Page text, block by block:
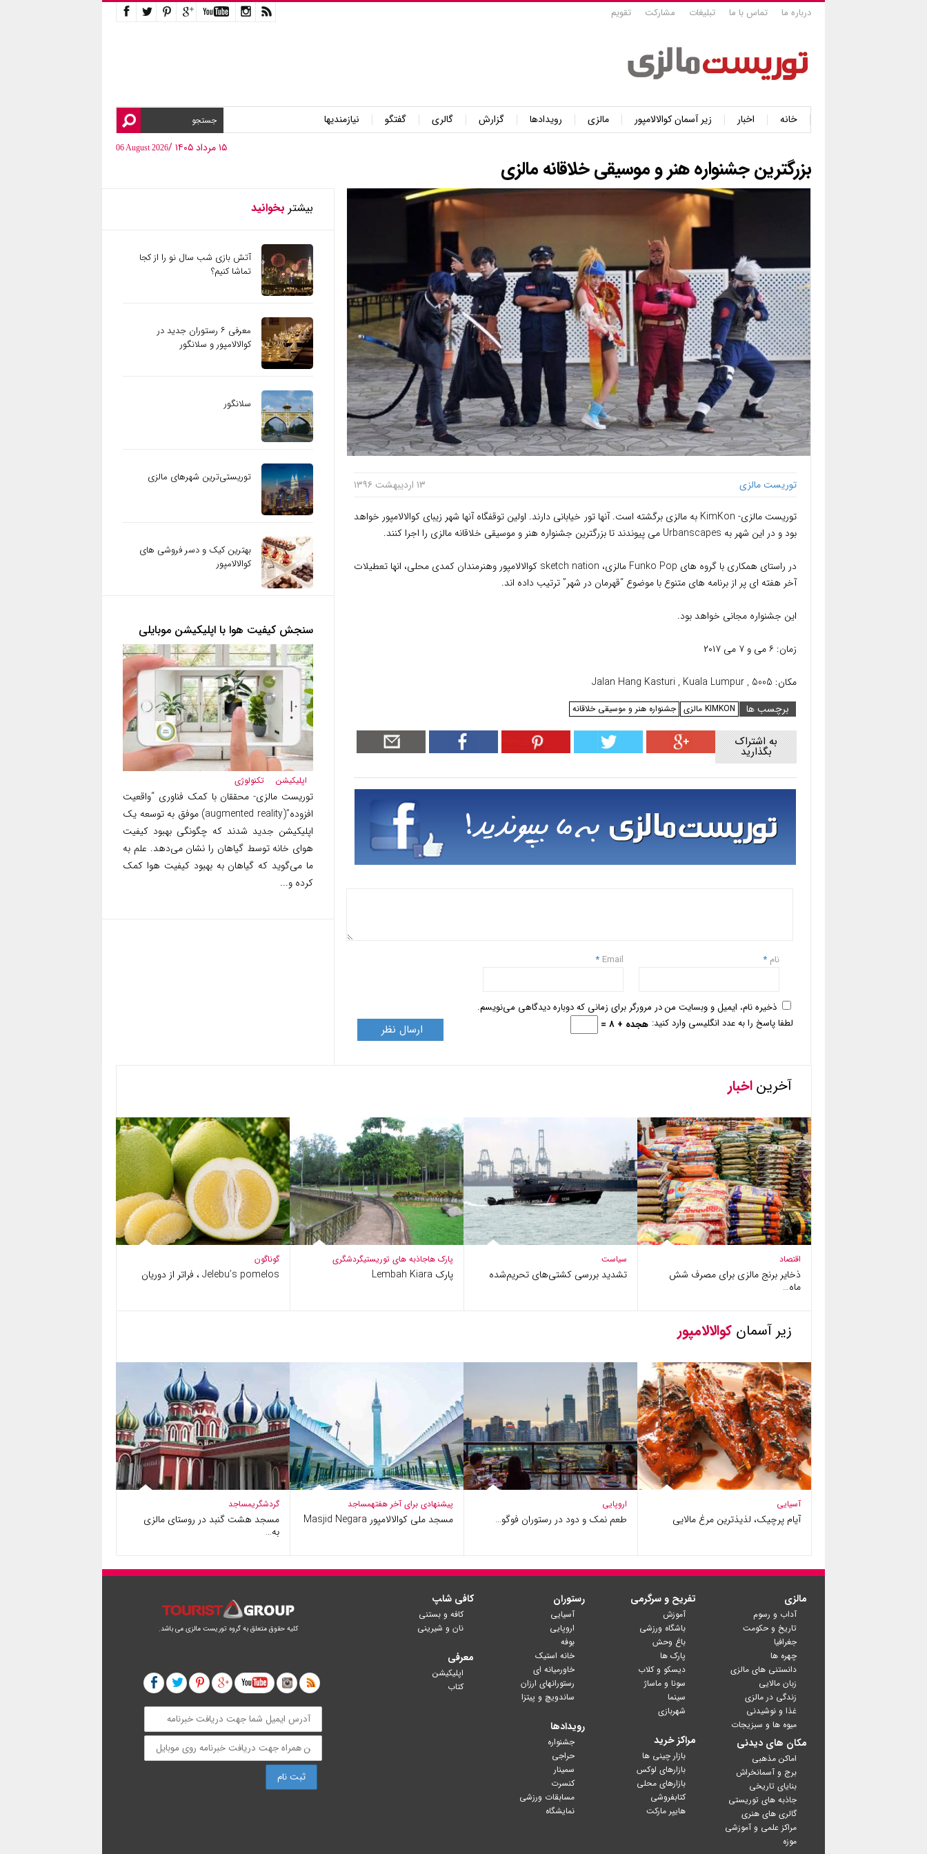
درباره ما تماس با ما تبلیغات مشارکت تقویم
خانه اخبار زیر آسمان کوالالامپور مالزی رویدادها گزارش گالری گفتگو
نیازمندیها
۱۵ مرداد ۱۴۰۵ /
06 August 2026
بزرگترین جشنواره هنر و موسیقی خلاقانه مالزی
توریست مالزی ۱۳ اردیبهشت ۱۳۹۶
توریست مالزی- KimKon به مالزی برگشته است. آنها تور خیابانی دارند. اولین توقفگاه آنها شهر زیبای کوالالامپور خواهد
بود و در این شهر به Urbanscapes می پیوندند تا بزرگترین جشنواره هنر و موسیقی خلاقانه مالزی را اجرا کنند.
در راستای همکاری با گروه های Funko Pop مالزی، sketch nation کوالالامپور وهنرمندان کمدی محلی، انها تعطیلات
آخر هفته ای پر از برنامه های متنوع با موضوع “قهرمان در شهر” ترتیب داده اند.
این جشنواره مجانی خواهد بود.
زمان: ۶ می و ۷ می ۲۰۱۷
مکان: Jalan Hang Kasturi , Kuala Lumpur , 5005
برچسب ها
KIMKON مالزی جشنواره هنر و موسیقی خلاقانه
به اشتراک
بگذارید
نام *
Email
*
ذخیره نام، ایمیل و وبسایت من در مرورگر برای زمانی که دوباره دیدگاهی می‌نویسم.
لطفا پاسخ را به عدد انگلیسی وارد کنید: هجده + 8 =
بیشتر بخوانید
آتش بازی شب سال نو را از کجا
تماشا کنیم؟
معرفی ۶ رستوران جدید در
کوالالامپور و سلانگور
سلانگور
توریستی‌ترین شهرهای مالزی
بهترین کیک و دسر فروشی های
کوالالامپور
سنجش کیفیت هوا با اپلیکیشن موبایلی
اپلیکیشن تکنولوژی
توریست مالزی- محققان با کمک فناوری “واقعیت
افزوده”(augmented reality) موفق به توسعه یک
اپلیکیشن جدید شدند که چگونگی بهبود کیفیت
هوای خانه توسط گیاهان را نشان می‌دهد. علم به
ما می‌گوید که گیاهان به بهبود کیفیت هوا کمک
کرده و...
آخریناخبار
اقتصاد
ذخایر برنج مالزی برای مصرف شش
ماه…
سیاست
تشدید بررسی کشتی‌های تحریم‌شده
پارک هاجاذبه های توریستیگردشگری
پارک Lembah Kiara
گوناگون
Jelebu’s pomelos ، فراتر از دوریان
زیر آسمان کوالالامپور
آسیایی
آیام پرچیک، لذیذترین مرغ مالایی
اروپایی
طعم نمک و دود در رستوران فوگو…
پیشنهادی برای آخر هفتهمساجد
مسجد ملی کوالالامپور Masjid Negara
گردشگریمساجد
مسجد هشت گنبد در روستای مالزی
به…
مالزی
آداب و رسوم
تاریخ و حکومت
جغرافیا
چهره ها
دانستنی های مالزی
زبان مالایی
زندگی در مالزی
غذا و نوشیدنی
میوه ها و سبزیجات
مکان های دیدنی
اماکن مذهبی
برج و آسمانخراش
بنایای تاریخی
جاذبه های توریستی
گالری های هنری
مراکز علمی و آموزشی
موزه
تفریح و سرگرمی
آموزش
باشگاه ورزشی
باغ وحش
پارک ها
دیسکو و کلاب
سونا و ماساژ
سینما
شهربازی
مراکز خرید
بازار چینی ها
بازارهای لوکس
بازارهای محلی
کتابفروشی
رستوران
آسیایی
اروپایی
بوفه
خانه استیک
خاورمیانه ای
رستورانهای ارزان
ساندویچ و پیتزا
رویدادها
جشنواره
حراجی
سمینار
کنسرت
مسابقات ورزشی
نمایشگاه
کافی شا‍پ
کافه و بستنی
نان و شیرینی
معرفی
اپلیکیشن
کتاب
کلیه حقوق متعلق به گروه توریست مالزی می باشد.